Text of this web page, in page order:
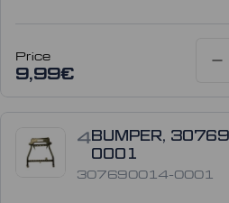
Price
9,99€
4BUMPER,
0001
307690014-0001